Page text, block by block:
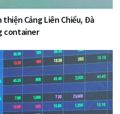
thiện Cảng Liên Chiểu, Đà
container